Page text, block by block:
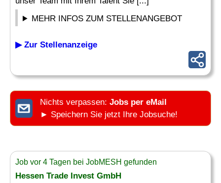
MEHR INFOS ZUM STELLENANGEBOT
▶ Zur Stellenanzeige
Nichts verpassen: Jobs per eMail
► Speichern Sie jetzt Ihre Jobsuche!
Job vor 4 Tagen bei JobMESH gefunden
Hessen Trade Invest GmbH